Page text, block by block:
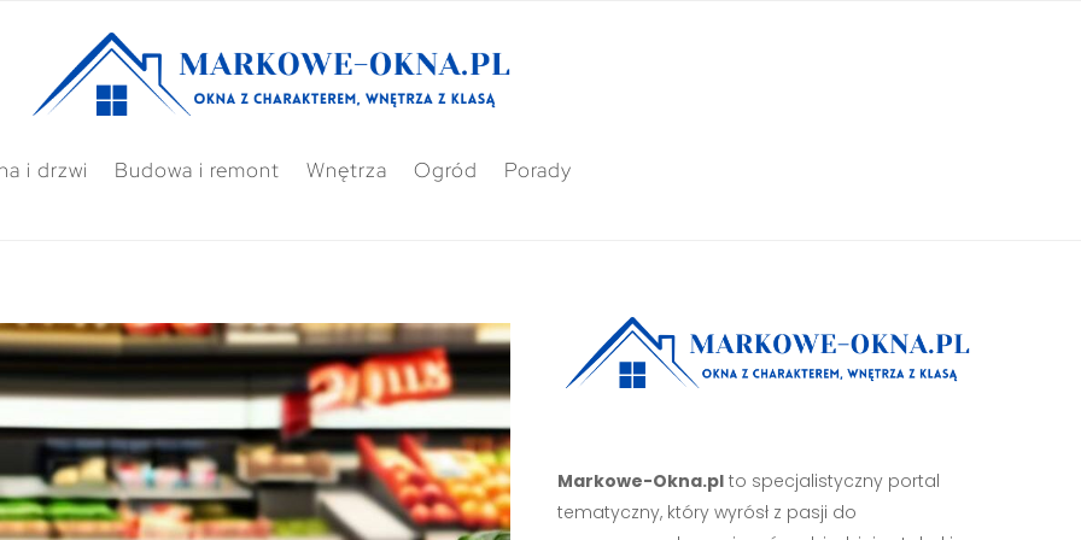
i drzwi Budowa i remont Wnętrza Ogród Porady
Markowe-Okna.plto specjalistyczny portal
tematyczny, który wyrósł z pasji do